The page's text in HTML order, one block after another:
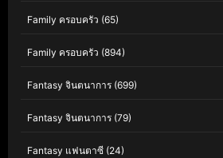
Family ครอบครัว (65)
Family ครอบครัว (894)
Fantasy จินตนาการ (699)
Fantasy จินตนาการ (79)
Fantasy แฟนตาซี (24)